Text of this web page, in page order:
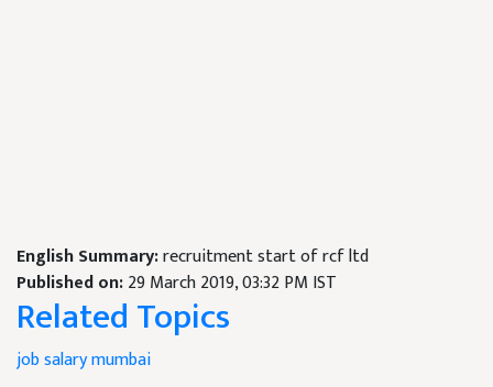
English Summary:recruitment start of rcf ltd
Published on:29 March 2019, 03:32 PM IST
Related Topics
jobsalarymumbai